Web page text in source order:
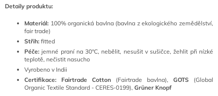
Detaily produktu:
Materiál: 100% organická bavlna (bavlna z ekologického zemědělství,
fair trade)
Střih: fitted
Péče: jemné praní na 30°C, nebělit, nesušit v sušičce, žehlit při nízké
teplotě, nečistit nasucho
Vyrobeno v Indii
Certifikace: Fairtrade Cotton (Fairtrade bavlna), GOTS
(Global
Organic Textile Standard - CERES-0199), Grüner Knopf